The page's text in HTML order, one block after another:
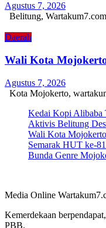
Agustus 7, 2026
Belitung,
Daerah
Wali Kota
Agustus 7, 2026
Kota Mojokerto,
Kedai Kopi Alibaba
Aktivis Belitung
Wali Kota
Semarak HUT ke-
Bunda Genre
Media Online
Kemerdekaan
PBB.